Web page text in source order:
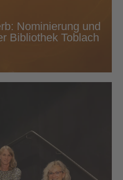
Nominierung und
Bibliothek Toblach